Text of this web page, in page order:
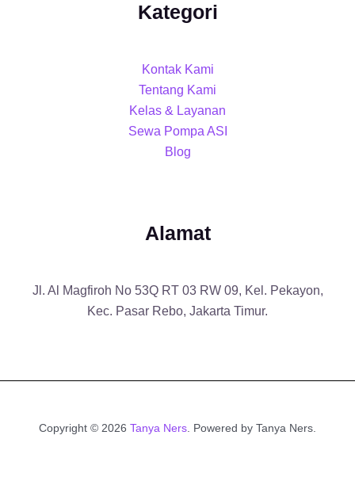
Kategori
Kontak Kami
Tentang Kami
Kelas & Layanan
Sewa Pompa ASI
Blog
Alamat
Jl. Al Magfiroh No 53Q RT 03 RW 09, Kel. Pekayon,
Kec. Pasar Rebo, Jakarta Timur.
Copyright © 2026 Tanya Ners . Powered by Tanya Ners.